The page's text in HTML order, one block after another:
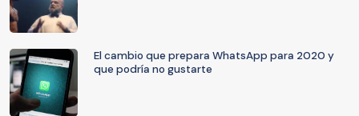
El cambio que prepara WhatsApp para 2020 y
que podría no gustarte